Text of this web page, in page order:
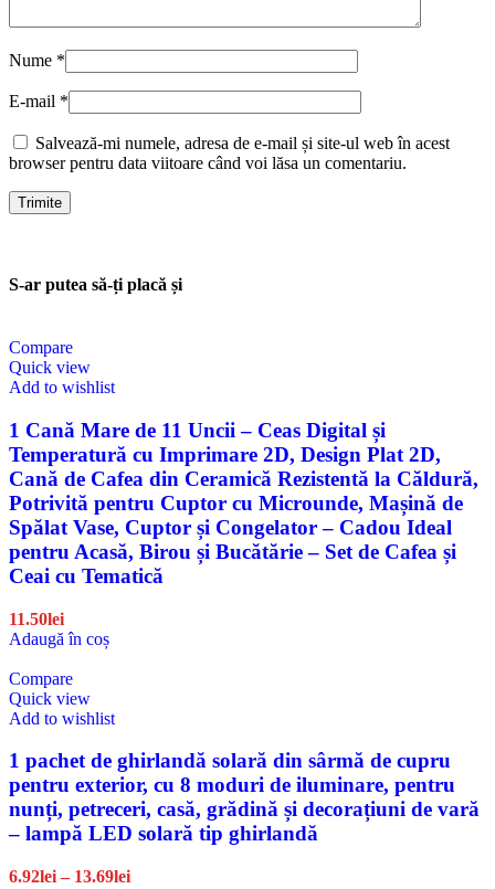
Nume *
E-mail *
Salvează-mi numele, adresa de e-mail și site-ul web în acest
browser pentru data viitoare când voi lăsa un comentariu.
S-ar putea să-ți placă și
Compare
Quick view
Add to wishlist
1 Cană Mare de 11 Uncii – Ceas Digital și
Temperatură cu Imprimare 2D, Design Plat 2D,
Cană de Cafea din Ceramică Rezistentă la Căldură,
Potrivită pentru Cuptor cu Microunde, Mașină de
Spălat Vase, Cuptor și Congelator – Cadou Ideal
pentru Acasă, Birou și Bucătărie – Set de Cafea și
Ceai cu Tematică
11.50lei
Adaugă în coș
Compare
Quick view
Add to wishlist
1 pachet de ghirlandă solară din sârmă de cupru
pentru exterior, cu 8 moduri de iluminare, pentru
nunți, petreceri, casă, grădină și decorațiuni de vară
– lampă LED solară tip ghirlandă
6.92lei – 13.69lei